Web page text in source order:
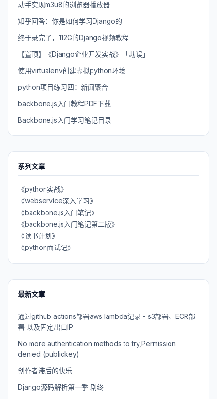
动手实现m3u8的浏览器播放器
知乎回答：你是如何学习Django的
终于录完了，112G的Django视频教程
【置顶】《Django企业开发实战》「勘误」
使用virtualenv创建虚拟python环境
python项目练习四：新闻聚合
backbone.js入门教程PDF下载
Backbone.js入门学习笔记目录
系列文章
《python实战》
《webservice深入学习》
《backbone.js入门笔记》
《backbone.js入门笔记第二版》
《读书计划》
《python面试记》
最新文章
通过github actions部署aws lambda记录 - s3部署、ECR部
署 以及固定出口IP
No more authentication methods to try,Permission
denied (publickey)
创作者滞后的快乐
Django源码解析第一季 剧终